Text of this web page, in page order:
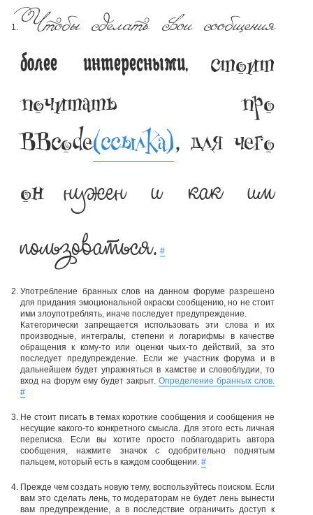
Чтобы сделать свои сообщения
более интересными,
стоит
почитать про
BBcode(ссылка), для чего
он нужен и как им
пользоваться. #
Употребление бранных слов на данном форуме разрешено
для придания эмоциональной окраски сообщению, но не стоит
ими злоупотреблять, иначе последует предупреждение.
Категорически запрещается использовать эти слова и их
производные, интегралы, степени и логарифмы в качестве
обращения к кому-то или оценки чьих-то действий, за это
последует предупреждение. Если же участник форума и в
дальнейшем будет упражняться в хамстве и словоблудии, то
вход на форум ему будет закрыт. Определение бранных слов.
#
Не стоит писать в темах короткие сообщения и сообщения не
несущие какого-то конкретного смысла. Для этого есть личная
переписка. Если вы хотите просто поблагодарить автора
сообщения, нажмите значок с одобрительно поднятым
пальцем, который есть в каждом сообщении. #
Прежде чем создать новую тему, воспользуйтесь поиском. Если
вам это сделать лень, то модераторам не будет лень вынести
вам предупреждение, а в последствие ограничить доступ к